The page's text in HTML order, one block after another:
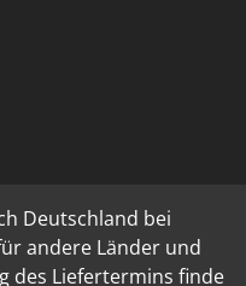
Deutschland bei
andere Länder und
des Liefertermins finde